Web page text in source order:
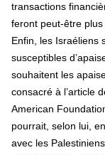
transactions
feront peut-être plus
Enfin, les Israéliens
susceptibles
souhaitent les
consacré à l’article
American
pourrait, selon lui,
avec les Palestiniens.